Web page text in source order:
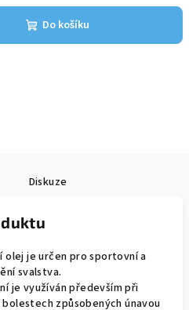
Do košíku
Diskuze
olej je určen pro sportovní a
svalstva.
je využíván především při
způsobených únavou